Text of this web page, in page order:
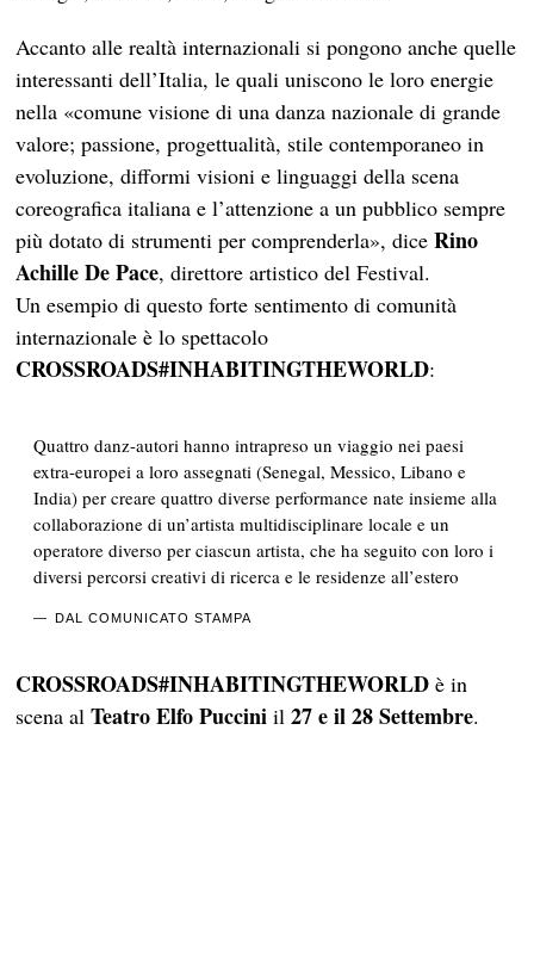
Accanto alle realtà internazionali si pongono anche quelle
interessanti dell’Italia, le quali uniscono le loro energie
nella «comune visione di una danza nazionale di grande
valore; passione, progettualità, stile contemporaneo in
evoluzione, difformi visioni e linguaggi della scena
coreografica italiana e l’attenzione a un pubblico sempre
più dotato di strumenti per comprenderla», diceRino
Achille De Pace, direttore artistico del Festival.
Un esempio di questo forte sentimento di comunità
internazionale è lo spettacolo
CROSSROADS#INHABITINGTHEWORLD:
Quattro danz-autori hanno intrapreso un viaggio nei paesi
extra-europei a loro assegnati (Senegal, Messico, Libano e
India) per creare quattro diverse performance nate insieme alla
collaborazione di un’artista multidisciplinare locale e un
operatore diverso per ciascun artista, che ha seguito con loro i
diversi percorsi creativi di ricerca e le residenze all’estero
DAL COMUNICATO STAMPA
CROSSROADS#INHABITINGTHEWORLD è in
scena alTeatro Elfo Pucciniil27 e il 28 Settembre.